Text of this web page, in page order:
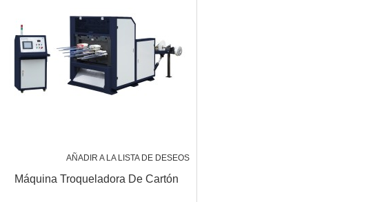
AÑADIR A LA LISTA DE DESEOS
Máquina Troqueladora De Cartón